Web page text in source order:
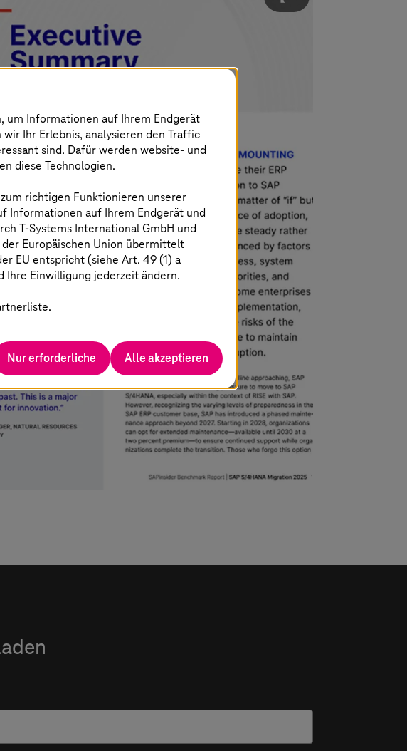
um Informationen auf Ihrem Endgerät
Ihr Erlebnis, analysieren den Traffic
sind. Dafür werden website- und
diese Technologien.
richtigen Funktionieren unserer
Informationen auf Ihrem Endgerät und
T-Systems International GmbH und
Europäischen Union übermittelt
EU entspricht (siehe Art. 49 (1) a
Ihre Einwilligung jederzeit ändern.
Nur erforderliche Alle akzeptieren